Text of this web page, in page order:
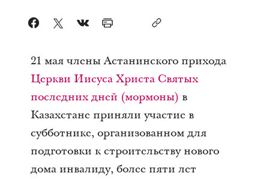
21 мая члены Астанинского прихода
Церкви Иисуса Христа Святых
последних дней (мормоны) в
Казахстане приняли участие в
субботнике, организованном для
подготовки к строительству нового
дома инвалиду, более пяти лет